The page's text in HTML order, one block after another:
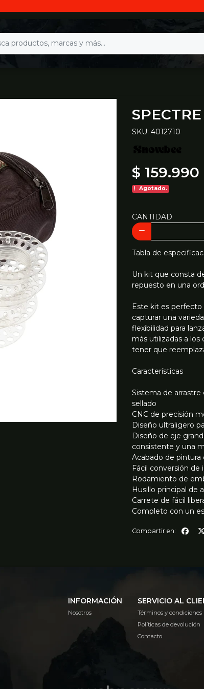
SKU: 4012710
$ 159.990
Agotado.
CANTIDAD
Tabla de
Un kit que consta
repuesto en una
Este kit es perfecto
capturar una
flexibilidad para
más utilizadas a
tener que
Características
Sistema de
sellado
CNC de precisión
Diseño ultraligero
Diseño de eje
consistente y una
Acabado de pintura
Fácil conversión de
Rodamiento de
Husillo principal de
Carrete de fácil
Completo con un
Compartir en:
INFORMACIÓN
Nosotros
SERVICIO AL
Términos y condiciones
Políticas de devolución
Contacto